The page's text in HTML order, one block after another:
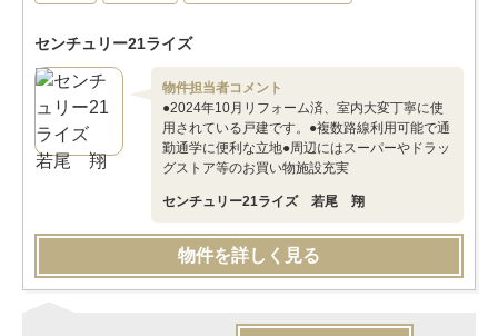
センチュリー21ライズ
物件担当者コメント
●2024年10月リフォーム済、室内大変丁寧に使
用されている戸建です。●複数路線利用可能で通
勤通学に便利な立地●周辺にはスーパーやドラッ
グストア等のお買い物施設充実
センチュリー21ライズ 若尾 翔
物件を詳しく見る